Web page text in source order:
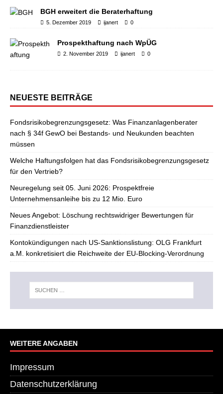
BGH erweitert die Beraterhaftung
5. Dezember 2019 ijanert 0
Prospekthaftung nach WpÜG
2. November 2019 ijanert 0
NEUESTE BEITRÄGE
Fondsrisikobegrenzungsgesetz: Was Finanzanlagenberater
nach § 34f GewO bei Bestands- und Neukunden beachten
müssen
Welche Haftungsfolgen hat das Fondsrisikobegrenzungsgesetz
für den Vertrieb?
Neuregelung seit 05. Juni 2026: Prospektfreie
Unternehmensanleihe bis zu 12 Mio. Euro
Neues Angebot: Löschung rechtswidriger Bewertungen für
Finanzdienstleister
Kontokündigungen nach US-Sanktionslistung: OLG Frankfurt
a.M. konkretisiert die Reichweite der EU-Blocking-Verordnung
WEITERE ANGABEN
Impressum
Datenschutzerklärung